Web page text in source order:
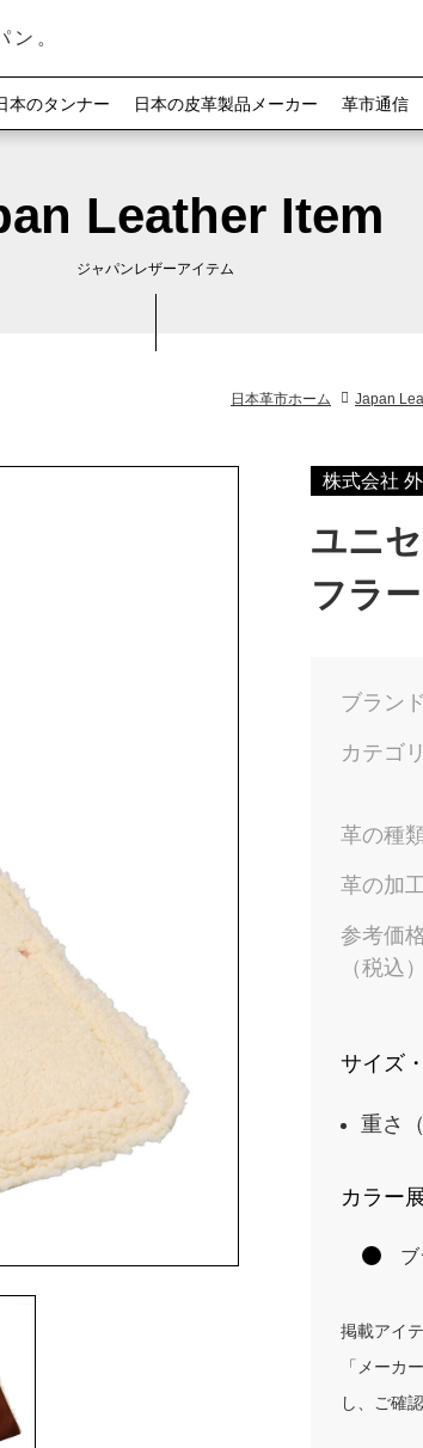
ン。
本のタンナー 日本の皮革製品メーカー 革市通信
Leather Item
ジャパンレザーアイテム
日本革市ホーム Japan
株式会社
ユニ
フラー
ブランド
カテゴ
革の種
革の加
参考価
（税込）
サイズ
重さ
カラー
ブ
掲載アイ
「メーカ
し、ご確